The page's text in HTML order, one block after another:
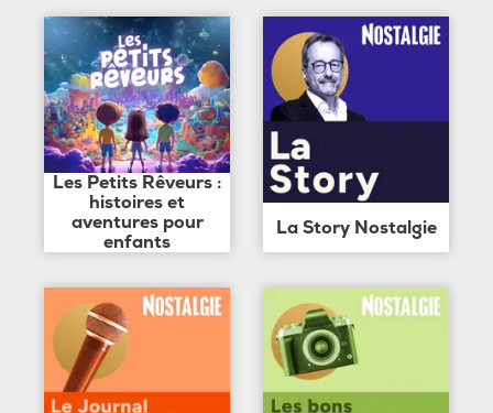
Les Petits Rêveurs :
histoires et
aventures pour
enfants
La Story Nostalgie